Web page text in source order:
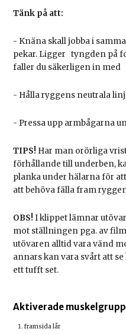
Tänk på att:
- Knäna skall jobba i
pekar. Ligger tyngden på
faller du säkerligen in med
- Hålla ryggens neutrala
- Pressa upp armbågarna
TIPS! Har man orörliga
förhållande till underben,
planka under hälarna för
att behöva fälla fram
OBS! I klippet lämnar
mot ställningen pga. av
utövaren alltid vara vänd
annars kan vara svårt att
ett tufft set.
Aktiverade
framsida lår